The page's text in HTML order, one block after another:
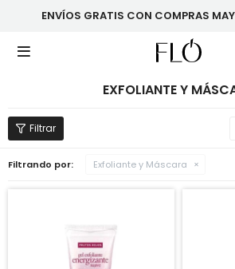
ENVÍOS GRATIS CON COMPRAS

EXFOLIANTE Y
Filtrando por: Exfoliante y Máscara